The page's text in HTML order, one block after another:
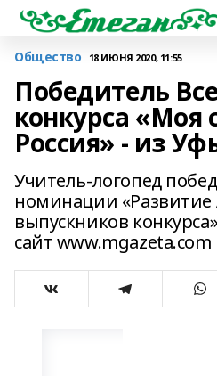
Общество 18 ИЮНЯ 2020, 11:55
Победитель
конкурса «Моя
Россия» - из
Учитель-логопед
номинации «Развитие
выпускников
сайт www.mgazeta.com